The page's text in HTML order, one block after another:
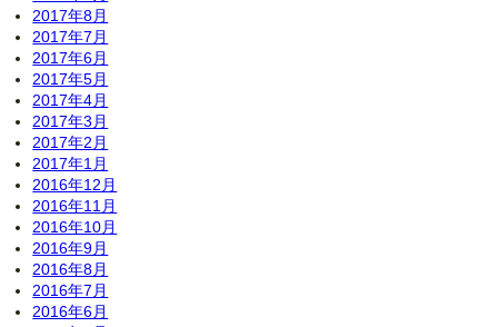
2017年8月
2017年7月
2017年6月
2017年5月
2017年4月
2017年3月
2017年2月
2017年1月
2016年12月
2016年11月
2016年10月
2016年9月
2016年8月
2016年7月
2016年6月